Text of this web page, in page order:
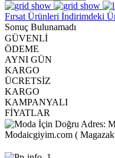
Fırsat Ürünleri İndirimdeki
Sonuç Bulunamadı
GÜVENLİ
ÖDEME
AYNI GÜN
KARGO
ÜCRETSİZ
KARGO
KAMPANYALI
FİYATLAR
Modaicgiyim.com (